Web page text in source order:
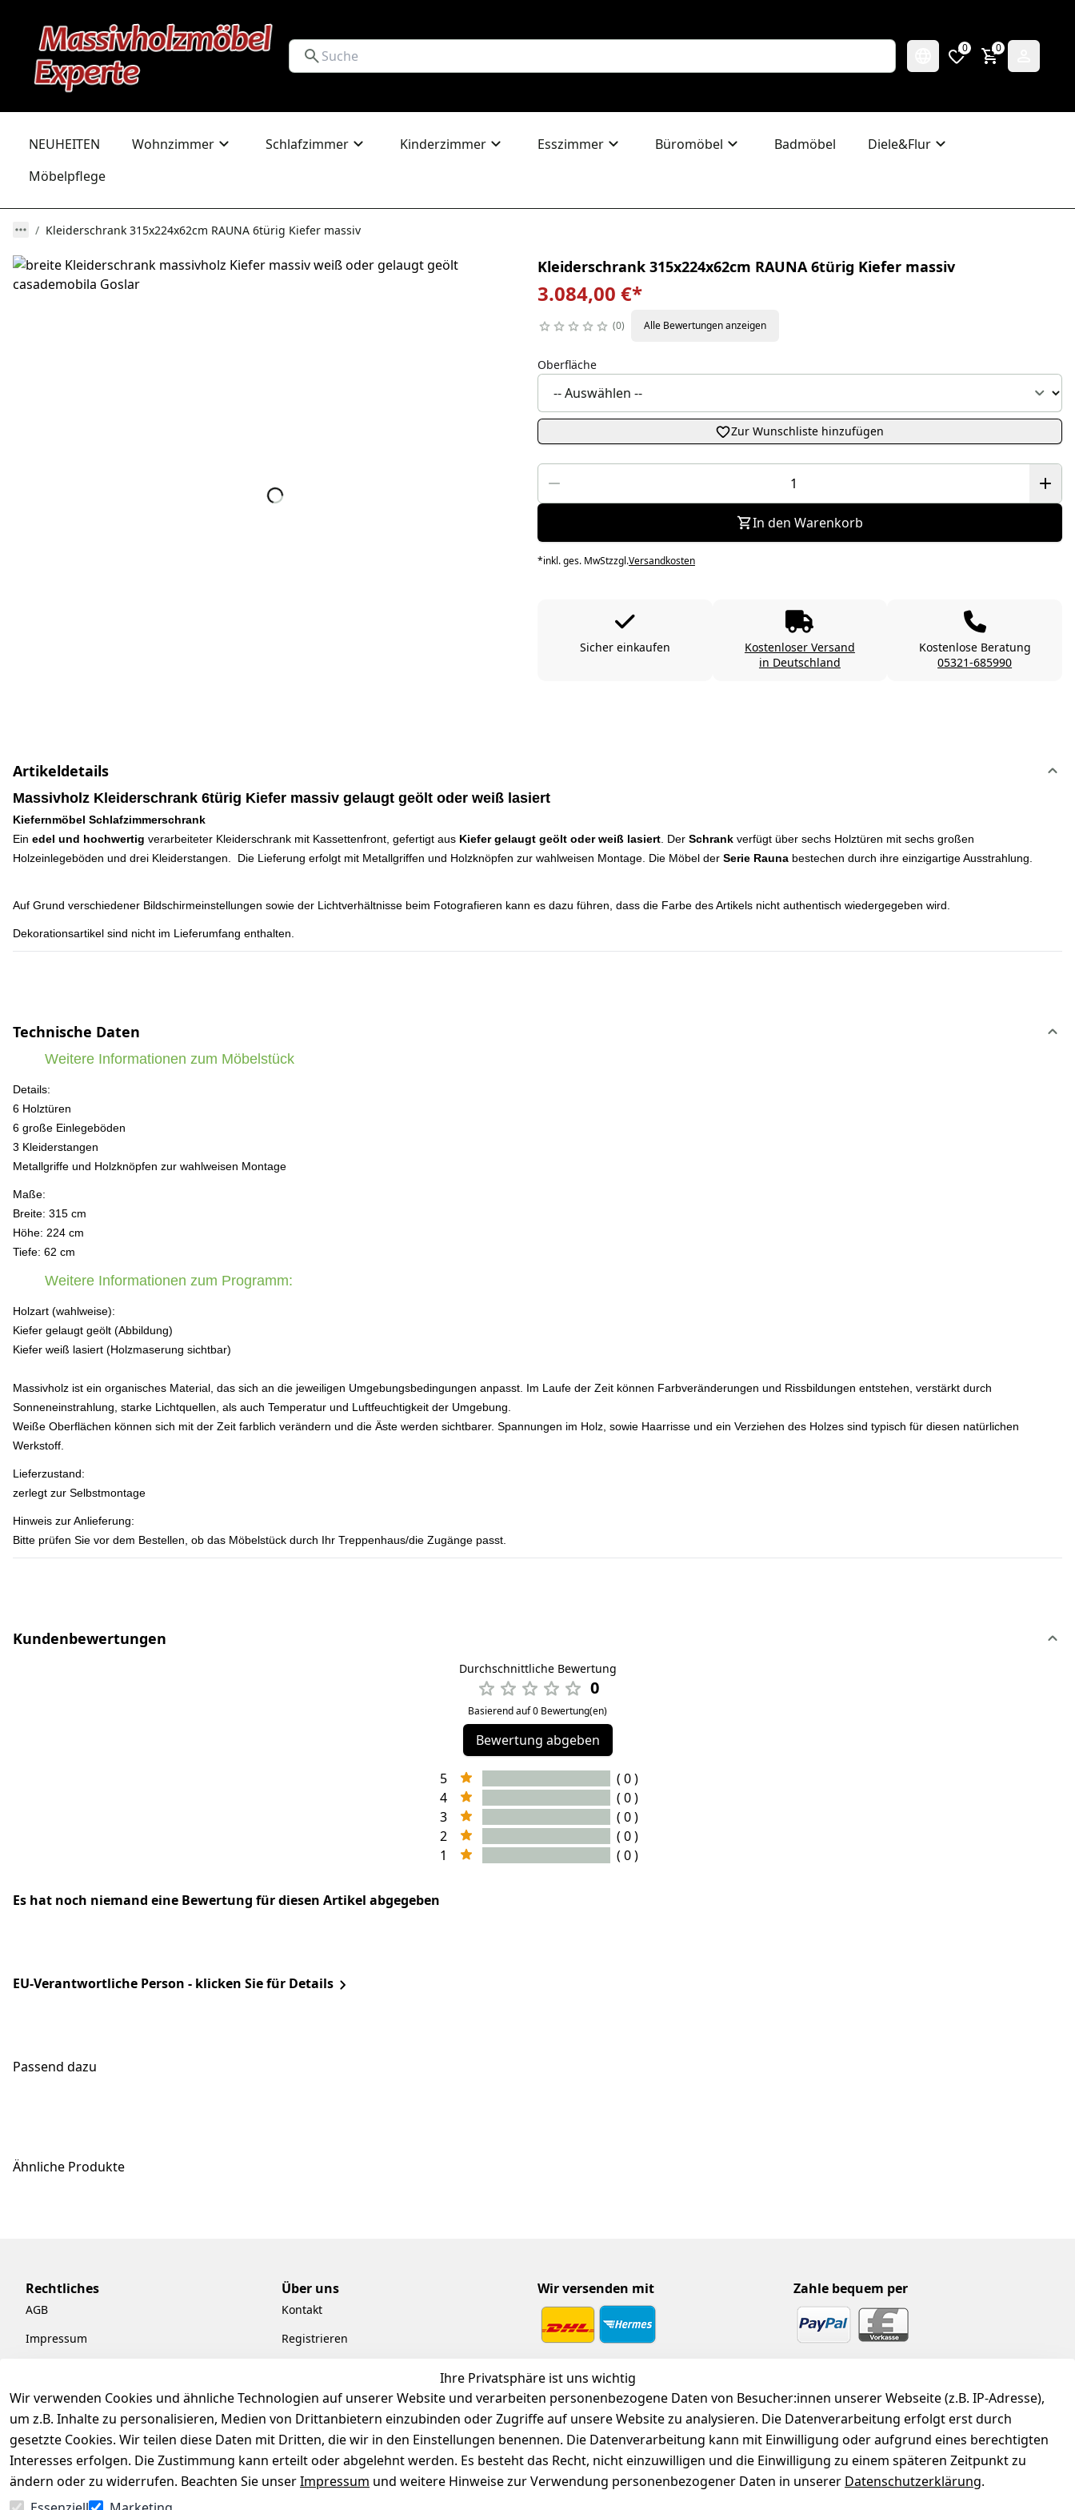
0 0
NEUHEITEN Wohnzimmer Schlafzimmer Kinderzimmer Esszimmer Büromöbel Badmöbel
Diele&Flur
Möbelpflege
Kleiderschrank 315x224x62cm RAUNA 6türig Kiefer massiv
Kleiderschrank 315x224x62cm RAUNA 6türig Kiefer massiv
3.084,00 €*
0 Alle Bewertungen anzeigen
Oberfläche
Zur Wunschliste hinzufügen
In den Warenkorb
*inkl. ges. MwStzzgl.Versandkosten
Sicher einkaufen
Kostenloser Versand
in Deutschland
Kostenlose Beratung
05321-685990
Artikeldetails
Massivholz Kleiderschrank 6türig Kiefer massiv gelaugt geölt oder weiß lasiert
Kiefernmöbel Schlafzimmerschrank
Ein edel und hochwertig verarbeiteter Kleiderschrank mit Kassettenfront, gefertigt aus Kiefer gelaugt geölt oder weiß lasiert . Der Schrank verfügt über sechs Holztüren mit sechs großen
Holzeinlegeböden und drei Kleiderstangen. Die Lieferung erfolgt mit Metallgriffen und Holzknöpfen zur wahlweisen Montage. Die Möbel der Serie Rauna bestechen durch ihre einzigartige Ausstrahlung.
Auf Grund verschiedener Bildschirmeinstellungen sowie der Lichtverhältnisse beim Fotografieren kann es dazu führen, dass die Farbe des Artikels nicht authentisch wiedergegeben wird.
Dekorationsartikel sind nicht im Lieferumfang enthalten.
Technische Daten
Weitere Informationen zum Möbelstück
Details:
6 Holztüren
6 große Einlegeböden
3 Kleiderstangen
Metallgriffe und Holzknöpfen zur wahlweisen Montage
Maße:
Breite: 315 cm
Höhe: 224 cm
Tiefe: 62 cm
Weitere Informationen zum Programm:
Holzart (wahlweise):
Kiefer gelaugt geölt (Abbildung)
Kiefer weiß lasiert (Holzmaserung sichtbar)
Massivholz ist ein organisches Material, das sich an die jeweiligen Umgebungsbedingungen anpasst. Im Laufe der Zeit können Farbveränderungen und Rissbildungen entstehen, verstärkt durch
Sonneneinstrahlung, starke Lichtquellen, als auch Temperatur und Luftfeuchtigkeit der Umgebung.
Weiße Oberflächen können sich mit der Zeit farblich verändern und die Äste werden sichtbarer. Spannungen im Holz, sowie Haarrisse und ein Verziehen des Holzes sind typisch für diesen natürlichen
Werkstoff.
Lieferzustand:
zerlegt zur Selbstmontage
Hinweis zur Anlieferung:
Bitte prüfen Sie vor dem Bestellen, ob das Möbelstück durch Ihr Treppenhaus/die Zugänge passt.
Kundenbewertungen
Durchschnittliche Bewertung
0
Basierend auf 0 Bewertung(en)
Bewertung abgeben
5
( 0 )
4
( 0 )
3
( 0 )
2
( 0 )
1
( 0 )
Es hat noch niemand eine Bewertung für diesen Artikel abgegeben
EU-Verantwortliche Person - klicken Sie für Details
Passend dazu
Ähnliche Produkte
Ihre Privatsphäre ist uns wichtig
Wir verwenden Cookies und ähnliche Technologien auf unserer Website und verarbeiten personenbezogene Daten von Besucher:innen unserer Webseite (z.B. IP-Adresse),
um z.B. Inhalte zu personalisieren, Medien von Drittanbietern einzubinden oder Zugriffe auf unsere Website zu analysieren. Die Datenverarbeitung erfolgt erst durch
gesetzte Cookies. Wir teilen diese Daten mit Dritten, die wir in den Einstellungen benennen. Die Datenverarbeitung kann mit Einwilligung oder aufgrund eines berechtigten
Interesses erfolgen. Die Zustimmung kann erteilt oder abgelehnt werden. Es besteht das Recht, nicht einzuwilligen und die Einwilligung zu einem späteren Zeitpunkt zu
ändern oder zu widerrufen. Beachten Sie unserImpressum und weitere Hinweise zur Verwendung personenbezogener Daten in unserer Datenschutzerklärung.
Rechtliches
AGB
Impressum
Barrierefreiheitserklärung
Widerrufsrecht
Über uns
Kontakt
Registrieren
Pflege & Kundendienst
Kiefermöbel
Hilfe
Wir versenden mit Zahle bequem per